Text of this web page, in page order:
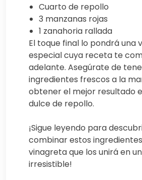
Cuarto de repollo
3 manzanas rojas
1 zanahoria rallada
El toque final lo pondrá una
especial cuya receta te
adelante. Asegúrate de
ingredientes frescos a la
obtener el mejor resultado
dulce de repollo.
¡Sigue leyendo para
combinar estos
vinagreta que los unirá en
irresistible!